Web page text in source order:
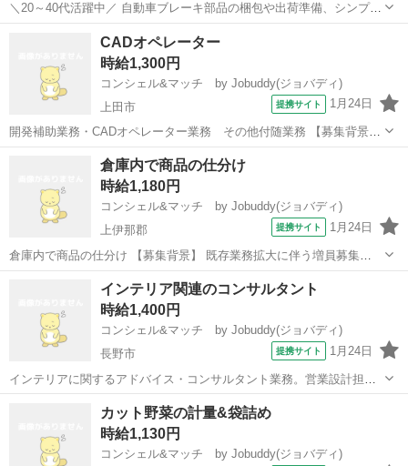
＼20～40代活躍中／ 自動車ブレーキ部品の梱包や出荷準備、シンプル
な組付け、目視検査などをお任せいたします。 「2026年11月20日ぐら
いまで」の期間限定のお仕事になります! 未経験の方でも始めやすいシ
ンプルな軽作業...
CADオペレーター
時給1,300円
コンシェル&マッチ by Jobuddy(ジョバディ)
上田市
提携サイト 1月24日
開発補助業務・CADオペレーター業務 その他付随業務 【募集背景】
既存業務拡大に伴う増員募集 【勤務時の服装】 オフィスカジュアル・
ビジネスカジュアル 【転勤】 なし 【勤務スタイル】 出社勤務 【転職
サービス「...
その他
倉庫内で商品の仕分け
時給1,180円
コンシェル&マッチ by Jobuddy(ジョバディ)
上伊那郡
提携サイト 1月24日
倉庫内で商品の仕分け 【募集背景】 既存業務拡大に伴う増員募集
【勤務時の服装】 制服（無料支給） 【転勤】 なし 【勤務スタイル】
割合】 ・20...
上伊那郡 その他
インテリア関連のコンサルタント
時給1,400円
コンシェル&マッチ by Jobuddy(ジョバディ)
長野市
提携サイト 1月24日
インテリアに関するアドバイス・コンサルタント業務。営業設計担当
との折衝、施主との打ち合わせ業務、居住者の好みやライフスタイル
などを考慮したインテリア商品の選択、配置・構成の提案等、住空間
のトータルコーディネート 【募集背景...
その他
カット野菜の計量&袋詰め
時給1,130円
コンシェル&マッチ by Jobuddy(ジョバディ)